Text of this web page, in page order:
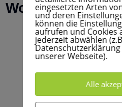
Wo findet es
Google Maps
Google Maps kann nur
wenn Cookies gesetzt
eingesetzten Arten
und deren
können die
aufrufen und Cookies
jederzeit abwählen
unserer Webseite).
Alle